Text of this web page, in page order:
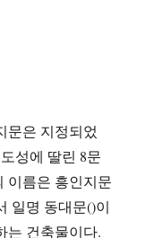
문은 지정되었
성에 딸린 8문
이름은 흥인지문
일명 동대문()이
는 건축물이다.